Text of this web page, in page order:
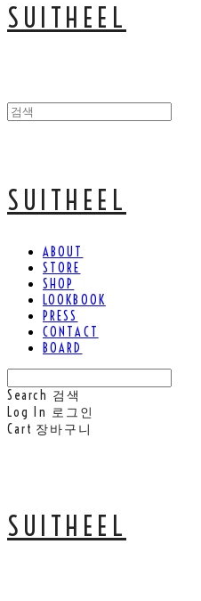
SUITHEEL
SUITHEEL
ABOUT
STORE
SHOP
LOOKBOOK
PRESS
CONTACT
BOARD
Search 검색
Log In 로그인
Cart 장바구니
SUITHEEL